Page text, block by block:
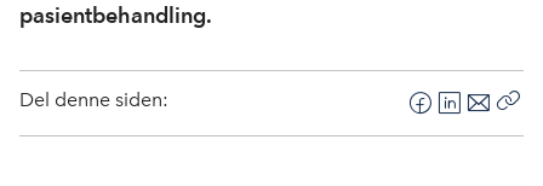
pasientbehandling.
Del denne siden:
F
a
L
i
E
-